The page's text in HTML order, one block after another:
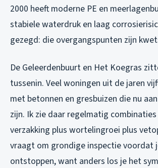
2000 heeft moderne PE en
stabiele waterdruk en laag
gezegd: die overgangspunten zijn
De Geleerdenbuurt en Het Koegras
tussenin. Veel woningen uit de jaren
met betonnen en gresbuizen die nu
zijn. Ik zie daar regelmatig
verzakking plus wortelingroei plus
vraagt om grondige inspectie voordat
ontstoppen, want anders los je het